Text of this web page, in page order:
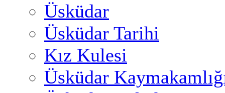
Üsküdar
Üsküdar Tarihi
Kız Kulesi
Üsküdar